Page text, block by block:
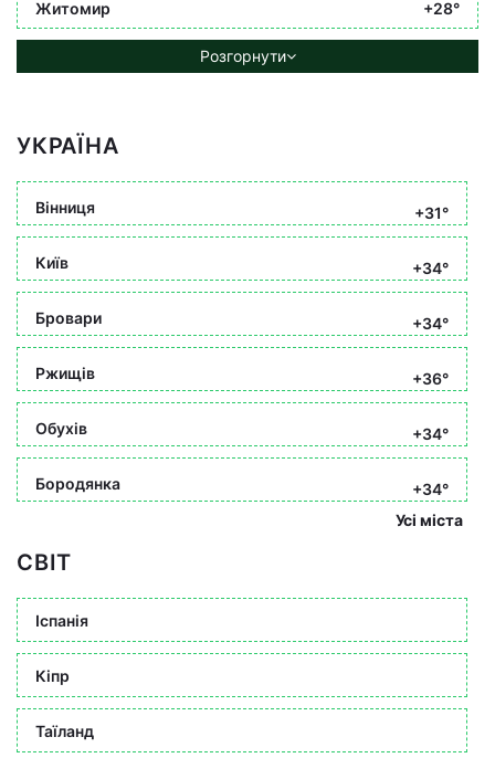
Житомир +28°
Розгорнути
УКРАЇНА
Вінниця +31°
Київ +34°
Бровари +34°
Ржищів +36°
Обухів +34°
Бородянка
+34°
Усі міста
СВІТ
Іспанія
Кіпр
Таїланд